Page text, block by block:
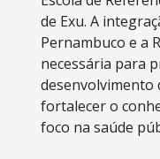
de Exu. A
Pernambuco e a
necessária para
desenvolvimento
fortalecer o
foco na saúde